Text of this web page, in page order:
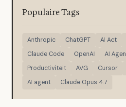
Populaire Tags
Anthropic ChatGPT AI Act
Claude Code
OpenAI AI
Productiviteit
AVG Cursor
AI agent
Claude Opus 4.7